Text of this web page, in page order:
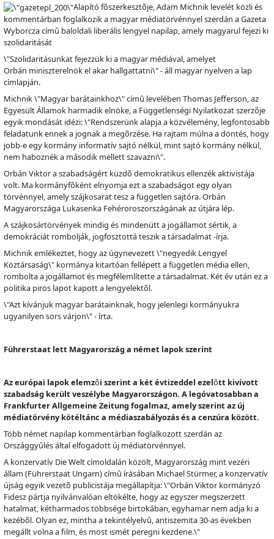
Alapító fõszerkesztõje, Adam Michnik levelét közli és
kommentárban foglalkozik a magyar médiatörvénnyel szerdán a Gazeta
Wyborcza címû baloldali liberális lengyel napilap, amely magyarul fejezi ki
szolidaritását
\"Szolidaritásunkat fejezzük ki a magyar médiával, amelyet
Orbán miniszterelnök el akar hallgattatni\" - áll magyar nyelven a lap
címlapján.
Michnik \"Magyar barátainkhoz\" címû levelében Thomas Jefferson, az
Egyesült Államok harmadik elnöke, a Függetlenségi Nyilatkozat szerzõje
egyik mondását idézi: \"Rendszerünk alapja a közvélemény, legfontosabb
feladatunk ennek a jognak a megõrzése. Ha rajtam múlna a döntés, hogy
jobb-e egy kormány informatív sajtó nélkül, mint sajtó kormány nélkül,
nem haboznék a második mellett szavazni\".
Orbán Viktor a szabadságért küzdõ demokratikus ellenzék aktivistája
volt. Ma kormányfõként elnyomja ezt a szabadságot egy olyan
törvénnyel, amely szájkosarat tesz a független sajtóra. Orbán
Magyarországa Lukasenka Fehéroroszországának az útjára lép.
A szájkosártörvények mindig és mindenütt a jogállamot sértik, a
demokráciát rombolják, jogfosztottá teszik a társadalmat -írja.
Michnik emlékeztet, hogy az úgynevezett \"negyedik Lengyel
Köztársaság\" kormánya kitartóan fellépett a független média ellen,
rombolta a jogállamot és megfélemlítette a társadalmat. Két év után ez a
politika piros lapot kapott a lengyelektõl.
\"Azt kívánjuk magyar barátainknak, hogy jelenlegi kormányukra
ugyanilyen sors várjon\" - írta.
Führerstaat lett Magyarország a német lapok szerint
Az európai lapok elemzõi szerint a két évtizeddel ezelõtt kivívott
szabadság került veszélybe Magyarországon. A legóvatosabban a
Frankfurter Allgemeine Zeitung fogalmaz, amely szerint az új
médiatörvény kötéltánc a médiaszabályozás és a cenzúra között.
Több német napilap kommentárban foglalkozott szerdán az
Országgyûlés által elfogadott új médiatörvénnyel.
A konzervatív Die Welt címoldalán közölt, Magyarország mint vezéri
állam (Führerstaat Ungarn) címû írásában Michael Stürmer, a konzervatív
újság egyik vezetõ publicistája megállapítja: \"Orbán Viktor kormányzó
Fidesz pártja nyilvánvalóan eltökélte, hogy az egyszer megszerzett
hatalmat, kétharmados többsége birtokában, egyhamar nem adja ki a
kezébõl. Olyan ez, mintha a tekintélyelvû, antiszemita 30-as években
megállt volna a film, és most ismét peregni kezdene.\"